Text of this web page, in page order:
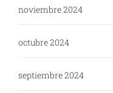
noviembre 2024
octubre 2024
septiembre 2024